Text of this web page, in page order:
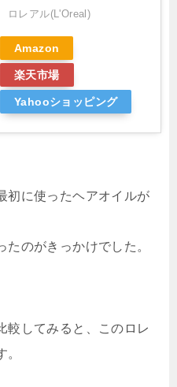
ロレアル(L'Oreal)
Amazon
楽天市場
Yahooショッピング
初に使ったヘアオイルが
のがきっかけでした。
較してみると、このロレ